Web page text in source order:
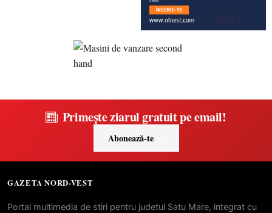
Primește ziarul gratuit pe email!
Abonează-te
GAZETA NORD-VEST
Portal multimedia de stiri pentru judetul Satu Mare, integrat cu